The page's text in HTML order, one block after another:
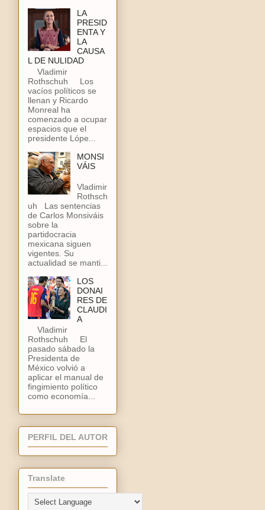
LA
PRESID
ENTA Y
LA
CAUSA
L DE NULIDAD
Vladimir
Rothschuh Los
vacíos políticos se
llenan y Ricardo
Monreal ha
comenzado a ocupar
espacios que el
presidente Lópe...
MONSI
VÁIS
Vladimir
Rothsch
uh Las sentencias
de Carlos Monsiváis
sobre la
partidocracia
mexicana siguen
vigentes. Su
actualidad se manti...
LOS
DONAI
RES DE
CLAUDI
A
Vladimir
Rothschuh El
pasado sábado la
Presidenta de
México volvió a
aplicar el manual de
fingimiento político
como economía...
PERFIL DEL AUTOR
Translate